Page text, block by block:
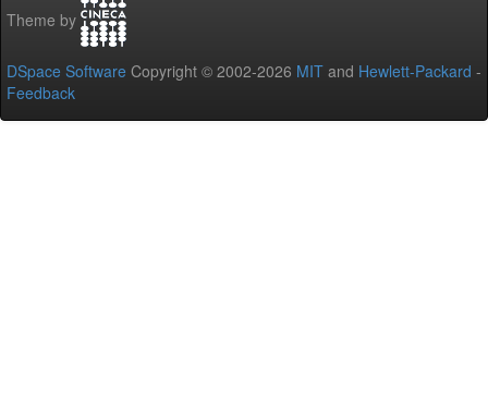
Theme by
DSpace Software Copyright © 2002-2026 MIT and Hewlett-Packard -
Feedback